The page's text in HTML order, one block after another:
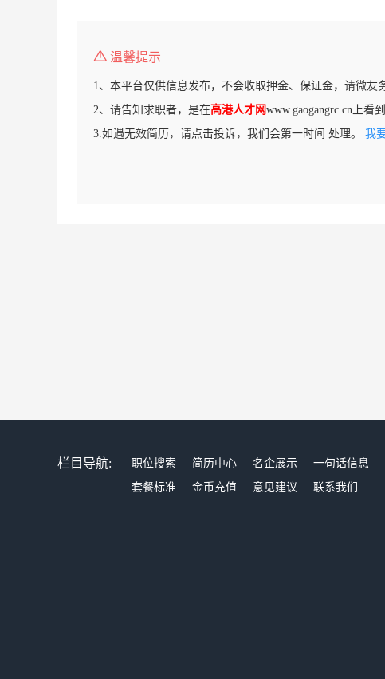
温馨提示
1、本平台仅供信息发布，不会收取押金、保证金，请微友
2、请告知求职者，是在高港人才网www.gaogangrc.cn上看
3.如遇无效简历，请点击投诉，我们会第一时间 处理。 我
栏目导航: 职位搜索 简历中心 名企展示 一句话信息
套餐标准
金币充值 意见建议 联系我们